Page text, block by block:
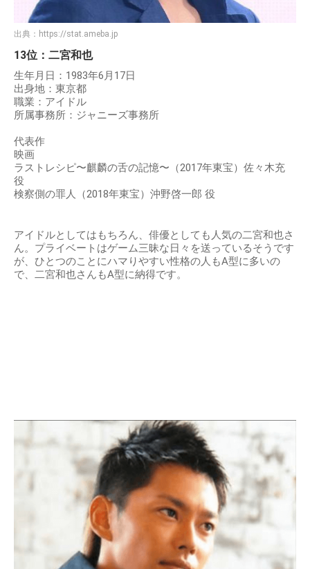
出典： https://stat.ameba.jp
13位：二宮和也
生年月日：1983年6月17日
出身地：東京都
職業：アイドル
所属事務所：ジャニーズ事務所
代表作
映画
ラストレシピ〜麒麟の舌の記憶〜（2017年東宝）佐々木充
役
検察側の罪人（2018年東宝）沖野啓一郎 役
アイドルとしてはもちろん、俳優としても人気の二宮和也さ
ん。プライベートはゲーム三昧な日々を送っているそうです
が、ひとつのことにハマりやすい性格の人もA型に多いの
で、二宮和也さんもA型に納得です。